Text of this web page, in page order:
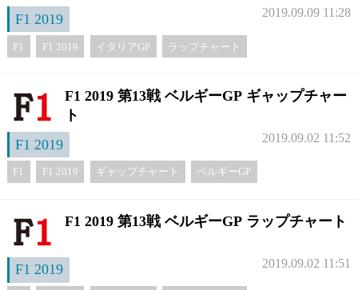
F1 2019 2019.09.09 11:28
F1 F1 2019 イタリアGP ラップチャート
F1 2019 第13戦 ベルギーGP ギャップチャー
ト
F1 2019
2019.09.02 11:52
F1 F1 2019 ギャップチャート ベルギーGP
F1 2019 第13戦 ベルギーGP ラップチャート
F1 2019 2019.09.02 11:51